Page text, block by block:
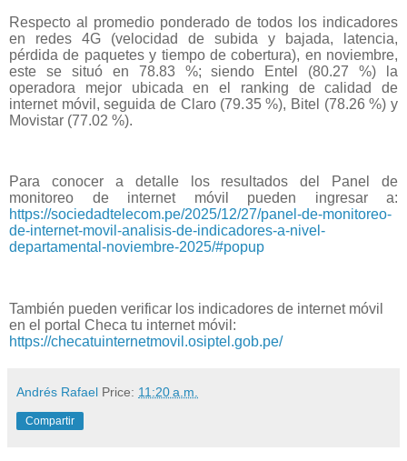
Respecto al promedio ponderado de todos los indicadores
en redes 4G (velocidad de subida y bajada, latencia,
pérdida de paquetes y tiempo de cobertura), en noviembre,
este se situó en 78.83 %; siendo Entel (80.27 %) la
operadora mejor ubicada en el ranking de calidad de
internet móvil, seguida de Claro (79.35 %), Bitel (78.26 %) y
Movistar (77.02 %).
Para conocer a detalle los resultados del Panel de
monitoreo de internet móvil pueden ingresar a:
https://sociedadtelecom.pe/2025/12/27/panel-de-monitoreo-
de-internet-movil-analisis-de-indicadores-a-nivel-
departamental-noviembre-2025/#popup
También pueden verificar los indicadores de internet móvil
en el portal Checa tu internet móvil:
https://checatuinternetmovil.osiptel.gob.pe/
Andrés Rafael Price: 11:20 a.m.
Compartir